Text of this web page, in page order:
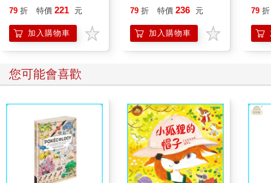
79 折 特價 221 元
加入購物車
79 折 特價 236 元
加入購物車
管
立
擺
79 折
您可能會喜歡